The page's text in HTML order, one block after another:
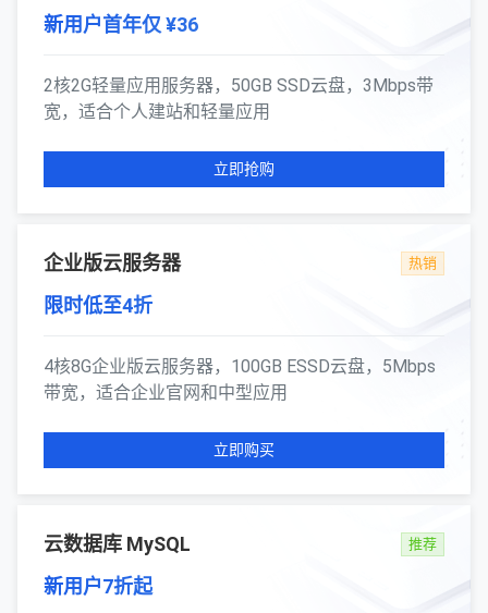
新用户首年仅 ¥36
2核2G轻量应用服务器，50GB SSD云盘，3Mbps带
宽，适合个人建站和轻量应用
立即抢购
企业版云服务器 热销
限时低至4折
4核8G企业版云服务器，100GB ESSD云盘，5Mbps
带宽，适合企业官网和中型应用
立即购买
云数据库 MySQL 推荐
新用户7折起